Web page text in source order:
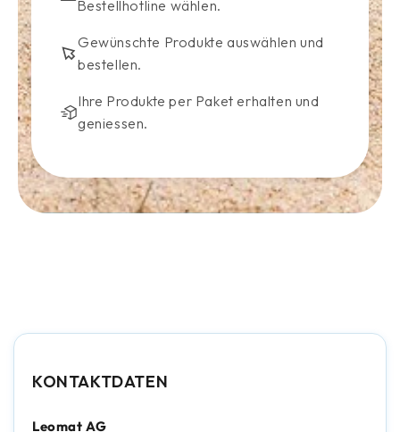
Bestellhotline wählen.
Gewünschte Produkte auswählen und
bestellen.
Ihre Produkte per Paket erhalten und
geniessen.
KONTAKTDATEN
Leomat AG